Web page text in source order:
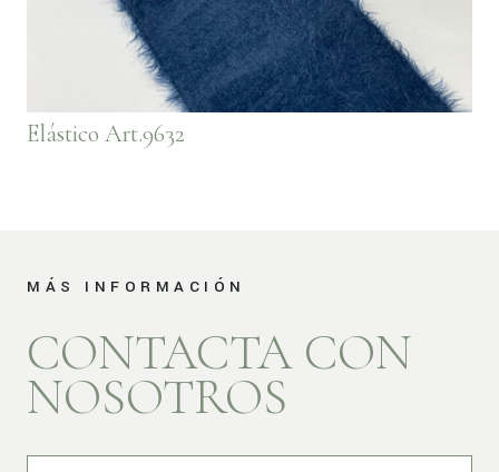
Elástico Art.9632
MÁS INFORMACIÓN
CONTACTA CON
NOSOTROS